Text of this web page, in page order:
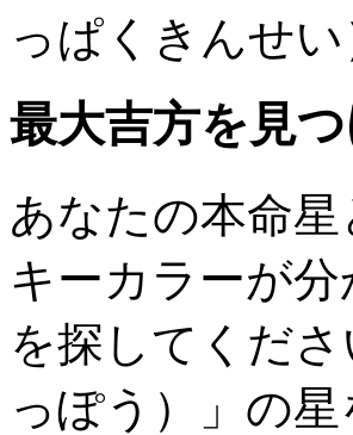
っぱくきんせ
最大吉方を見つ
あなたの本命
キーカラーが
を探してくだ
っぽう）」の